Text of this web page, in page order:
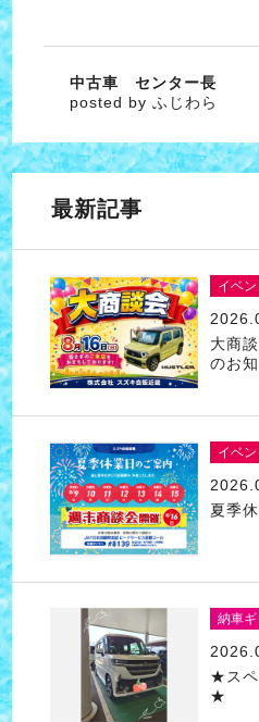
中古車 センター長
posted by ふじわら
最新記事
イベ
大商
のお
イベ
夏季
納車
★スペ
★